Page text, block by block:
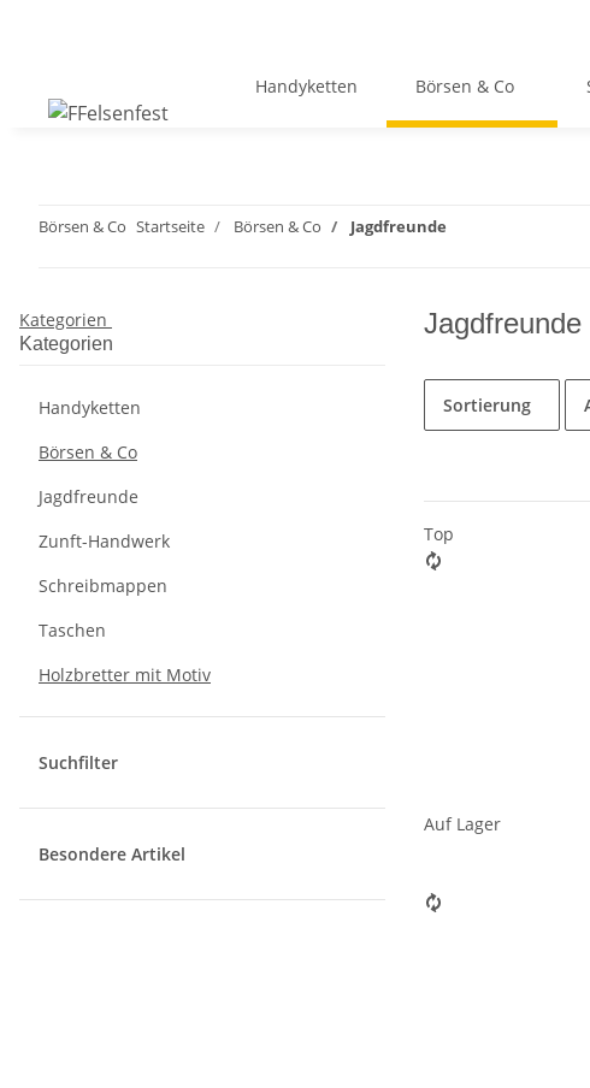
Handyketten Börsen & Co
Börsen & Co Startseite Börsen & Co Jagdfreunde
Jagdfreunde
Sortierung
Top
Auf Lager
Kategorien
Kategorien
Handyketten
Börsen & Co
Jagdfreunde
Zunft-Handwerk
Schreibmappen
Taschen
Holzbretter mit Motiv
Suchfilter
Besondere Artikel